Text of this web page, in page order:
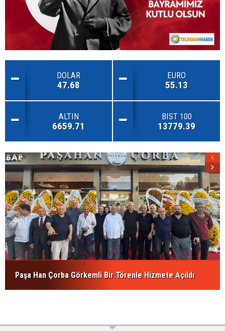
DOLAR
47.68
EURO
55.13
ALTIN
6659.71
BIST 100
13779.39
Paşa Han Çorba Görkemli Bir Törenle Hizmete Açıldı